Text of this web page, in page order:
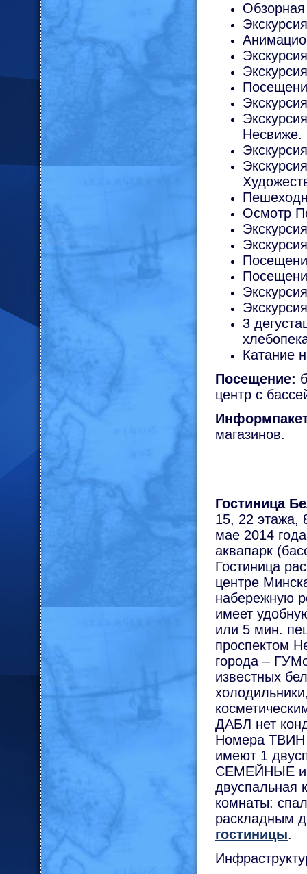
Обзорная
Несвиже.
Осмотр
3
Катание
Посещение:
центр с
магазинов.
Гостиница
15, 22 этажа,
мае 2014
аквапарк
Гостиница
центре
набережную
имеет
или 5 мин.
проспектом
города –
известных
ДАБЛ нет
Номера ТВИН
имеют 1
СЕМЕЙНЫЕ
двуспальная
комнаты:
раскладным
гостиницы.